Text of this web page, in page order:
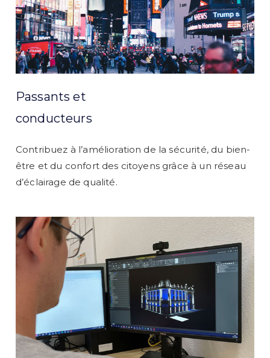
Passants et
conducteurs
Contribuez à l’amélioration de la sécurité, du bien-
être et du confort des citoyens grâce à un réseau
d’éclairage de qualité.